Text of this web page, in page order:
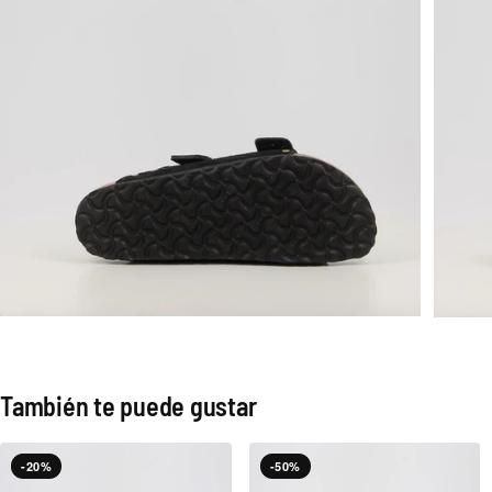
También te puede gustar
-20% -50%